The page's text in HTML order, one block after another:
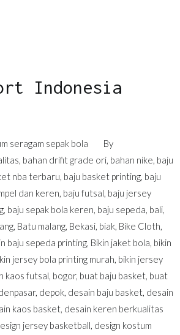
Indonesia
seragam sepak bola
By
, bahan drifit grade ori, bahan nike, baju
nba terbaru, baju basket printing, baju
dan keren, baju futsal, baju jersey
, baju sepak bola keren, baju sepeda, bali,
, Batu malang, Bekasi, biak, Bike Cloth,
baju sepeda printing, Bikin jaket bola, bikin
jersey bola printing murah, bikin jersey
kaos futsal, bogor, buat baju basket, buat
, depok, desain baju basket, desain
kaos basket, desain keren berkualitas
jersey basketball, design kostum